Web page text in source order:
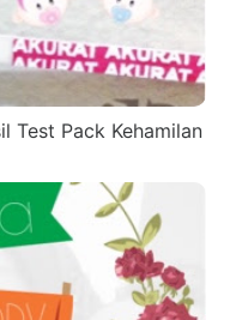
Test Pack Kehamilan